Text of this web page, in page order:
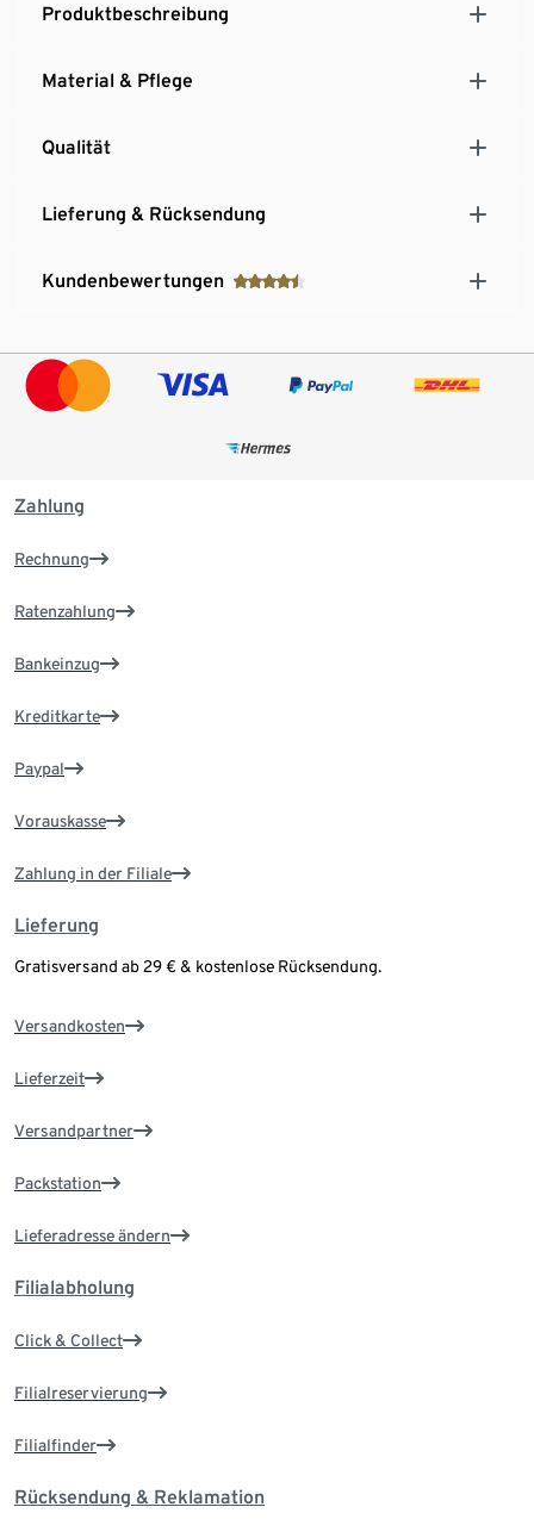
Produktbeschreibung
Material & Pflege
Qualität
Lieferung & Rücksendung
Kundenbewertungen
Zahlung
Rechnung
Ratenzahlung
Bankeinzug
Kreditkarte
Paypal
Vorauskasse
Zahlung in der Filiale
Lieferung
Gratisversand ab 29 € & kostenlose Rücksendung.
Versandkosten
Lieferzeit
Versandpartner
Packstation
Lieferadresse ändern
Filialabholung
Click & Collect
Filialreservierung
Filialfinder
Rücksendung & Reklamation